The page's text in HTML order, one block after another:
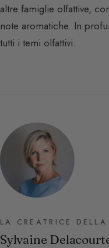
altre famiglie olfattive,
note aromatiche. In
tutti i temi olfattivi.
LA CREATRICE
Sylvaine